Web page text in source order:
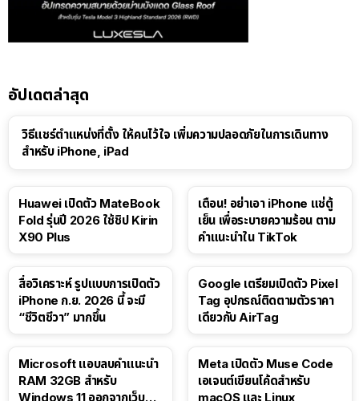
อัปเดตล่าสุด
วิธีแชร์ตำแหน่งที่ตั้ง ให้คนไว้ใจ เพิ่มความปลอดภัยในการเดินทาง
สำหรับ iPhone, iPad
Huawei เปิดตัว MateBook
Fold รุ่นปี 2026 ใช้ชิป Kirin
X90 Plus
เตือน! อย่าเอา iPhone แช่ตู้
เย็น เพื่อระบายความร้อน ตาม
คำแนะนำใน TikTok
สื่อวิเคราะห์ รูปแบบการเปิดตัว
iPhone ก.ย. 2026 นี้ จะมี
“ชีวิตชีวา” มากขึ้น
Google เตรียมเปิดตัว Pixel
Tag อุปกรณ์ติดตามตัวราคา
เดียวกับ AirTag
Microsoft แอบลบคำแนะนำ
RAM 32GB สำหรับ
Windows 11 ออกจากเว็บตัว
Meta เปิดตัว Muse Code
เอเจนต์เขียนโค้ดสำหรับ
macOS และ Linux